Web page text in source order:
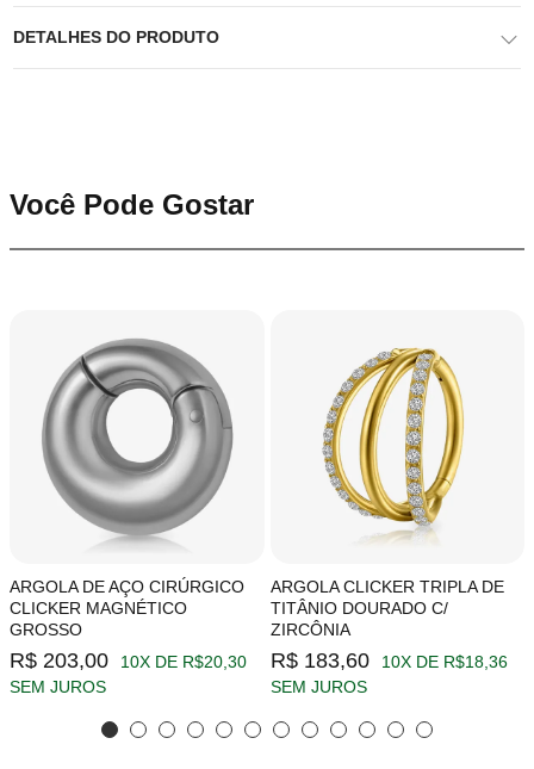
DETALHES DO PRODUTO
Você Pode Gostar
ARGOLA DE AÇO CIRÚRGICO
CLICKER MAGNÉTICO
GROSSO
R$ 203,00
10X DE R$20,30
SEM JUROS
ARGOLA CLICKER TRIPLA DE
TITÂNIO DOURADO C/
ZIRCÔNIA
R$ 183,60
10X DE R$18,36
SEM JUROS